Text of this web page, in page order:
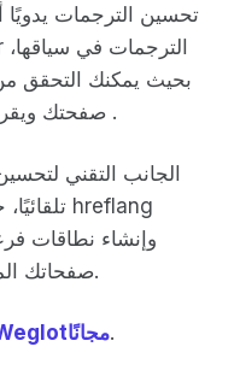
بحيث يمكنك التحقق
صفحتك ويقرأ بشكل طبيعي لكي جمهور لكي .
وإنشاء نطاقات
صفحاتك المترجمة بواسطة محركات البحث.
تطبيق الترجمة Shopify Weglotمجانًا.